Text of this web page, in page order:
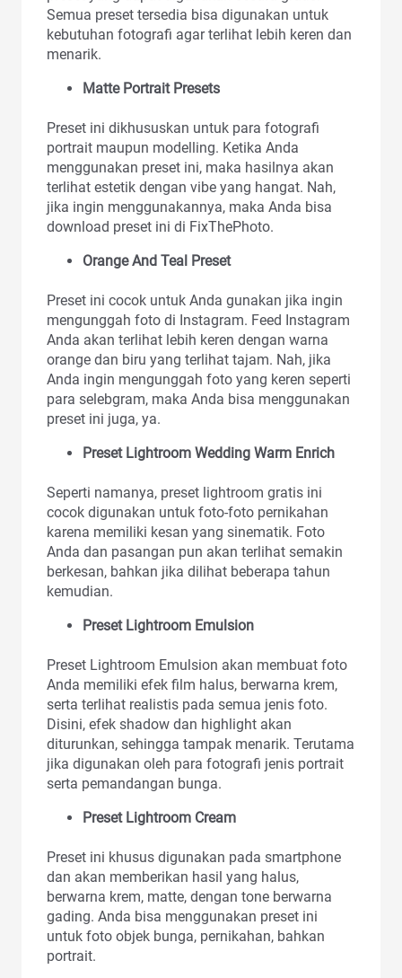
Semua preset tersedia bisa digunakan untuk
kebutuhan fotografi agar terlihat lebih keren dan
menarik.
Matte Portrait Presets
Preset ini dikhususkan untuk para fotografi
portrait maupun modelling. Ketika Anda
menggunakan preset ini, maka hasilnya akan
terlihat estetik dengan vibe yang hangat. Nah,
jika ingin menggunakannya, maka Anda bisa
download preset ini di FixThePhoto.
Orange And Teal Preset
Preset ini cocok untuk Anda gunakan jika ingin
mengunggah foto di Instagram. Feed Instagram
Anda akan terlihat lebih keren dengan warna
orange dan biru yang terlihat tajam. Nah, jika
Anda ingin mengunggah foto yang keren seperti
para selebgram, maka Anda bisa menggunakan
preset ini juga, ya.
Preset Lightroom Wedding Warm Enrich
Seperti namanya, preset lightroom gratis ini
cocok digunakan untuk foto-foto pernikahan
karena memiliki kesan yang sinematik. Foto
Anda dan pasangan pun akan terlihat semakin
berkesan, bahkan jika dilihat beberapa tahun
kemudian.
Preset Lightroom Emulsion
Preset Lightroom Emulsion akan membuat foto
Anda memiliki efek film halus, berwarna krem,
serta terlihat realistis pada semua jenis foto.
Disini, efek shadow dan highlight akan
diturunkan, sehingga tampak menarik. Terutama
jika digunakan oleh para fotografi jenis portrait
serta pemandangan bunga.
Preset Lightroom Cream
Preset ini khusus digunakan pada smartphone
dan akan memberikan hasil yang halus,
berwarna krem, matte, dengan tone berwarna
gading. Anda bisa menggunakan preset ini
untuk foto objek bunga, pernikahan, bahkan
portrait.